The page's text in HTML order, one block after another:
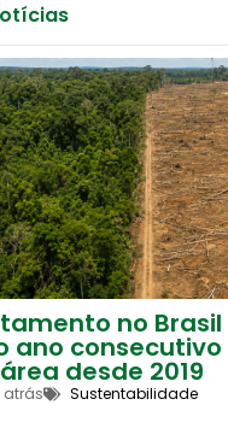
no
ano
desde 2019
atrás Sustentabilidade